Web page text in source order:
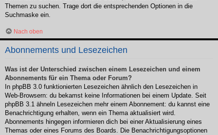
Themen zu suchen. Trage dort die entsprechenden Optionen in die
Suchmaske ein.
Nach oben
Abonnements und Lesezeichen
Was ist der Unterschied zwischen einem Lesezeichen und einem
Abonnements für ein Thema oder Forum?
In phpBB 3.0 funktionierten Lesezeichen ähnlich den Lesezeichen in
Web-Browsern: du bekamst keine Informationen bei einem Update. Seit
phpBB 3.1 ähneln Lesezeichen mehr einem Abonnement: du kannst eine
Benachrichtigung erhalten, wenn ein Thema aktualisiert wird.
Abonnements hingegen informieren dich bei einer Aktualisierung eines
Themas oder eines Forums des Boards. Die Benachrichtigungsoptionen